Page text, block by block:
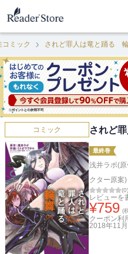
コミック されど罪人は竜と踊る
コミック されど
最終巻
浅井ラボ(
クター原案)
(0)
レビューを
¥759 (
クーポン利
2018年11